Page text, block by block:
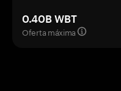
0.40B WBT
Oferta máxima